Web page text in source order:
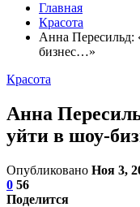
Главная
Красота
Анна Пересильд:
бизнес…»
Красота
Анна
уйти в шоу-
Опубликовано Ноя 3,
0 56
Поделится